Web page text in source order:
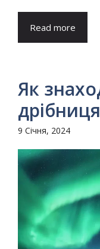
Read more
Як
9 Січня, 2024